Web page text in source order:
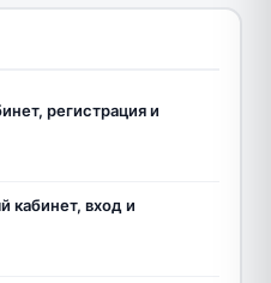
регистрация и
кабинет, вход и